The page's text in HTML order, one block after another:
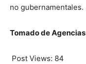
no gubernamentales.
Tomado de Agencias
Post Views: 84